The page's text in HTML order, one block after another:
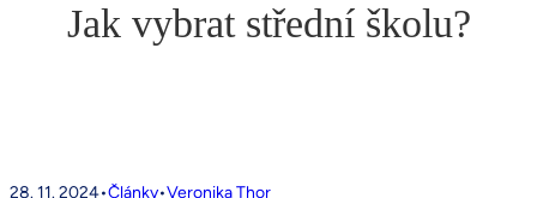
Jak vybrat střední školu?
28. 11. 2024•Články•Veronika Thor